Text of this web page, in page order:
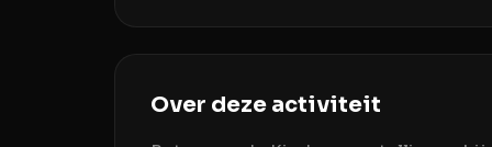
Over deze activiteit